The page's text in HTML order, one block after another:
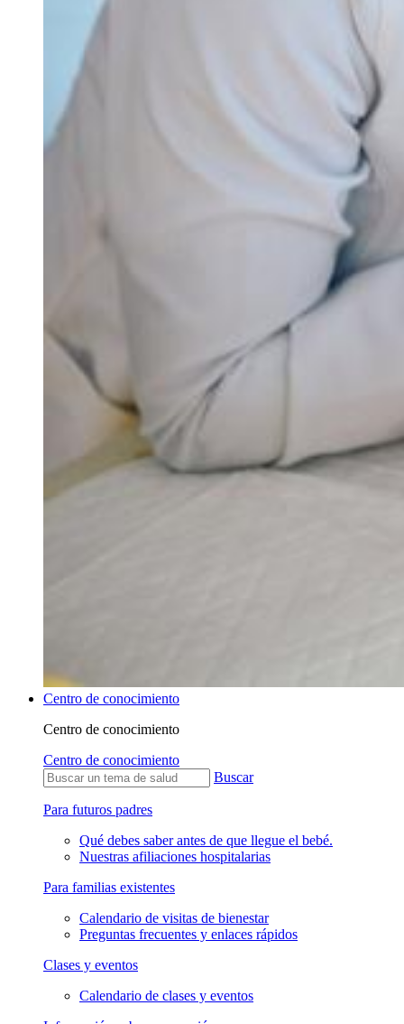
Centro de conocimiento
Centro de conocimiento
Centro de conocimiento
Buscar
Para futuros padres
Qué debes saber antes de que llegue el bebé.
Nuestras afiliaciones hospitalarias
Para familias existentes
Calendario de visitas de bienestar
Preguntas frecuentes y enlaces rápidos
Clases y eventos
Calendario de clases y eventos